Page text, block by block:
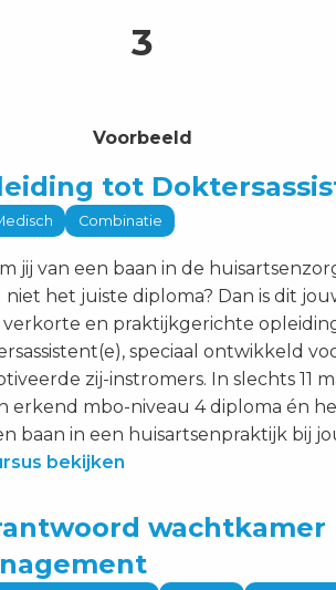
3
Voorbeeld
tot
Combinatie
jij van een baan in de
niet het juiste diploma? Dan is dit
verkorte en praktijkgerichte
speciaal ontwikkeld
zij-instromers. In slechts 11
erkend mbo-niveau 4 diploma én
baan in een huisartsenpraktijk bij
bekijken
wachtkamer